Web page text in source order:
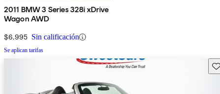
2011 BMW 3 Series 328i xDrive
Wagon AWD
$6,995 Sin calificación
Se aplican tarifas